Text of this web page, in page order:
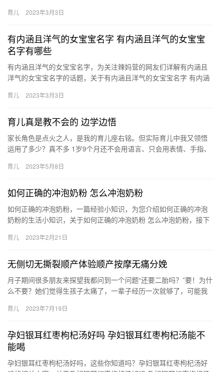
育儿 2023年3月3日
有内涵且洋气的女宝宝名字 有内涵且洋气的女宝宝
名字有哪些
有内涵且洋气的女宝宝名字，为关注辣妈营的网友们详解有内涵且
洋气的女宝宝名字的话题，关于有内涵且洋气的女宝宝名字 有内涵
“…
育儿 2023年3月3日
育儿真是教不会的 边学边悟
家长角色是点火之人，是我的育儿座右铭。但实际育儿中我又领悟
运用了多少？真不多 1岁9个月还不会用语言、只会用表情、手指、
育儿 2023年5月8日
如何正确的冲泡奶粉 怎么冲泡奶粉
如何正确的冲泡奶粉，一篇经验小知识，为您介绍如何正确的冲泡
奶粉的生活小知识，关于如何正确的冲泡奶粉 怎么冲泡奶粉，接下
何…
育儿 2023年2月21日
无侧切无撕裂顺产体验顺产按摩无痛分娩
月子期间很多朋友来探望我都问到一个问题“还要二胎吗？”要！为什
么不要？她们觉得生孩子太痛了，一辈子经历一次就够了，可能我
问…
育儿 2023年7月19日
孕妇银耳红枣枸杞汤好吗 孕妇银耳红枣枸杞汤能不
能喝
孕妇银耳红枣枸杞汤好吗，这些你知道吗？孕妇银耳红枣枸杞汤好